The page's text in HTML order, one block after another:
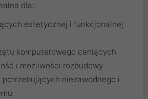
dla:
estetycznej i funkcjonalnej
komputerowego ceniących
i możliwości rozbudowy
niezawodnego i